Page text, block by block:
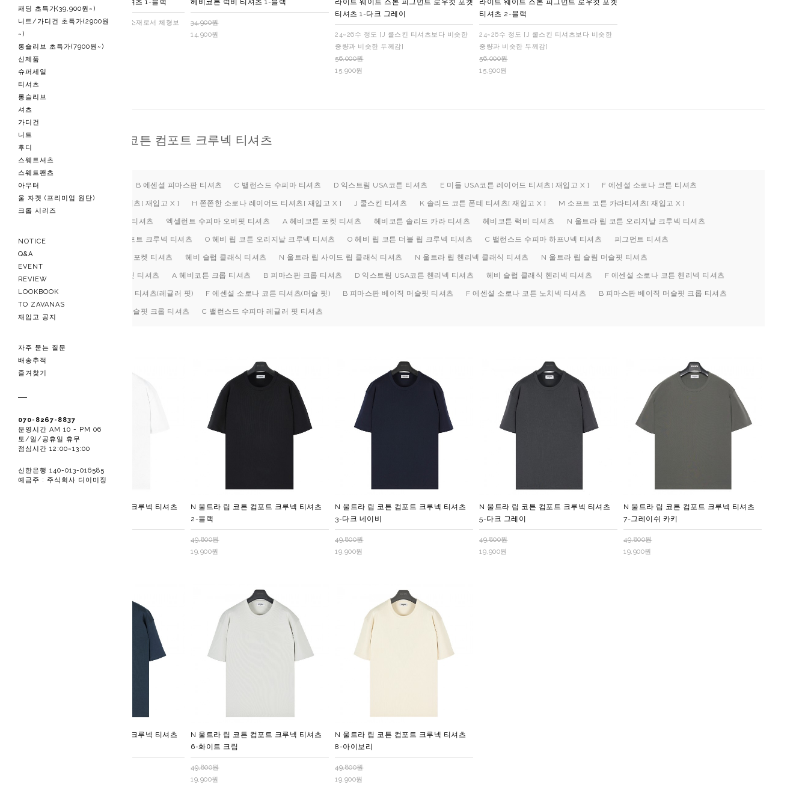
패딩 초특가(39,900원~)
니트/가디건 초특가(2900원
~)
롱슬리브 초특가(7900원~)
신제품
슈퍼세일
티셔츠
롱슬리브
셔츠
가디건
니트
후디
스웨트셔츠
스웨트팬츠
아우터
울 자켓 (프리미엄 원단)
크롭 시리즈
NOTICE
Q&A
EVENT
REVIEW
LOOKBOOK
TO ZAVANAS
재입고 공지
자주 묻는 질문
배송추적
즐겨찾기
070-8267-8837
운영시간 AM 10 - PM 06
토/일/공휴일 휴무
점심시간 12:00~13:00
신한은행 140-013-016585
예금주 : 주식회사 디이미징
헤비코튼 솔리드 카라 티셔츠 1-블랙
16수의 두툼하고 부드러운 소재로서 체형보
34,900원
헤비코튼 럭비 티셔츠 1-블랙
34,900원
14,900원
라이트 웨이트 스톤 피그먼트 로우컷 포켓
티셔츠 1-다크 그레이
24~26수 정도 [J 쿨스킨 티셔츠보다 비슷한
중량과 비슷한 두께감]
56,000원
15,900원
라이트 웨이트 스톤 피그먼트 로우컷 포켓
티셔츠 2-블랙
24~26수 정도 [J 쿨스킨 티셔츠보다 비슷한
중량과 비슷한 두께감]
56,000원
15,900원
N 울트라 립 코튼 컴포트 크루넥 티셔츠
B 에센셜 피마스판 티셔츠 C 밸런스드 수피마 티셔츠 D 익스트림 USA코튼 티셔츠 E 미들 USA코튼 레이어드 티셔츠[ 재입고 X ] F 에센셜 소로나 코튼 티셔츠
G 쫀쫀한 소로나 티셔츠[ 재입고 X ] H 쫀쫀한 소로나 레이어드 티셔츠[ 재입고 X ] J 쿨스킨 티셔츠 K 솔리드 코튼 폰테 티셔츠[ 재입고 X ] M 소프트 코튼 카라티셔츠[ 재입고 X ]
A 헤비코튼 하프U넥 티셔츠 엑셀런트 수피마 오버핏 티셔츠 A 헤비코튼 포켓 티셔츠 헤비코튼 솔리드 카라 티셔츠 헤비코튼 럭비 티셔츠 N 울트라 립 코튼 오리지날 크루넥 티셔츠
N 울트라 립 코튼 컴포트 크루넥 티셔츠 O 헤비 립 코튼 오리지날 크루넥 티셔츠 O 헤비 립 코튼 더블 립 크루넥 티셔츠 C 밸런스드 수피마 하프U넥 티셔츠 피그먼트 티셔츠
D 익스트림 USA코튼 포켓 티셔츠 헤비 슬럽 클래식 티셔츠 N 울트라 립 사이드 립 클래식 티셔츠 N 울트라 립 헨리넥 클래식 티셔츠 N 울트라 립 슬림 머슬핏 티셔츠
O 헤비 립 슬림 머슬핏 티셔츠 A 헤비코튼 크롭 티셔츠 B 피마스판 크롭 티셔츠 D 익스트림 USA코튼 헨리넥 티셔츠 헤비 슬럽 클래식 헨리넥 티셔츠 F 에센셜 소로나 코튼 헨리넥 티셔츠
F 에센셜 소로나 코튼 티셔츠(레귤러 핏) F 에센셜 소로나 코튼 티셔츠(머슬 핏) B 피마스판 베이직 머슬핏 티셔츠 F 에센셜 소로나 코튼 노치넥 티셔츠 B 피마스판 베이직 머슬핏 크롭 티셔츠
C 밸런스드 수피마 머슬핏 크롭 티셔츠 C 밸런스드 수피마 레귤러 핏 티셔츠
N 울트라 립 코튼 컴포트 크루넥 티셔츠
N 울트라 립 코튼 컴포트 크루넥 티셔츠
2-블랙
49,800원
19,900원
N 울트라 립 코튼 컴포트 크루넥 티셔츠
3-다크 네이비
49,800원
19,900원
N 울트라 립 코튼 컴포트 크루넥 티셔츠
5-다크 그레이
49,800원
19,900원
N 울트라 립 코튼 컴포트 크루넥 티셔츠
7-그레이쉬 카키
49,800원
19,900원
N 울트라 립 코튼 컴포트 크루넥 티셔츠
N 울트라 립 코튼 컴포트 크루넥 티셔츠
6-화이트 크림
49,800원
19,900원
N 울트라 립 코튼 컴포트 크루넥 티셔츠
8-아이보리
49,800원
19,900원